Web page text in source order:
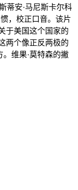
蒂安·马尼斯卡尔科
，校正口音。该片
于美国这个国家的
两个像正反两极的
维果·莫特森的撇